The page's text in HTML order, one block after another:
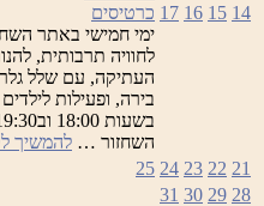
14
15
16
17 כרטיסים
ימי חמישי באתר
לחוויה תרבותית,
העתיקה, עם שלל
בירה, ופעילות
השחזור … להמשיך
21
22
23
24
25
28
29
30
31